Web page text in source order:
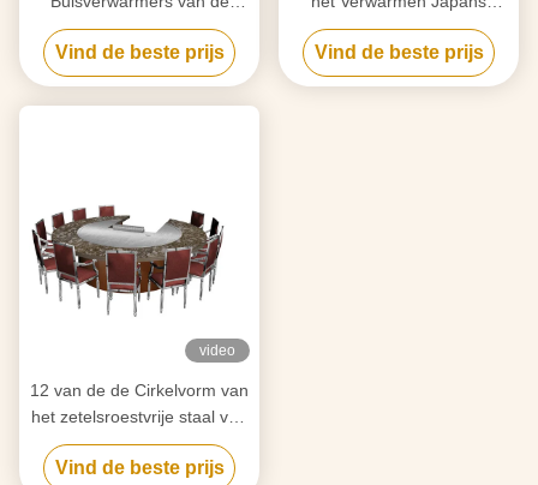
Vorm Hogere of
Benedenuitputting
Elektrische Grill van
Teppanyaki voor Huisgebruik
Vind de beste prijs
Teppanyaki Grillroestvrij
staal en Legeringsstaal
Vind de beste prijs
video
12 van de de Cirkelvorm van
het zetelsroestvrije staal van
de de Cirkelvorm Lijst van
Teppanyaki de Japanse
Vind de beste prijs